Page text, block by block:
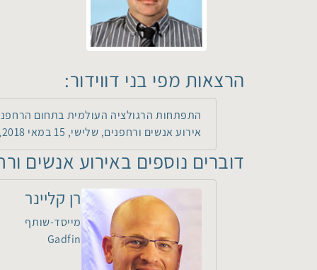
הרצאות מפי בני דווידור:
התפתחות הרגולציה העולמית בתחום
אירוע אנשים ורחפנים, שלישי, 15 במאי 2018, 09:40
דוברים נוספים באירוע אנשים
רן קליינר
מייסד-שותף
Gadfin